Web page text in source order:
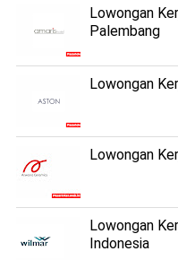
Lowongan
Palembang
Lowongan
Lowongan
Lowongan
Indonesia